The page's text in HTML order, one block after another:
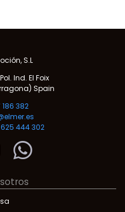
S.L
Ind. El Foix
Spain
382
444 302